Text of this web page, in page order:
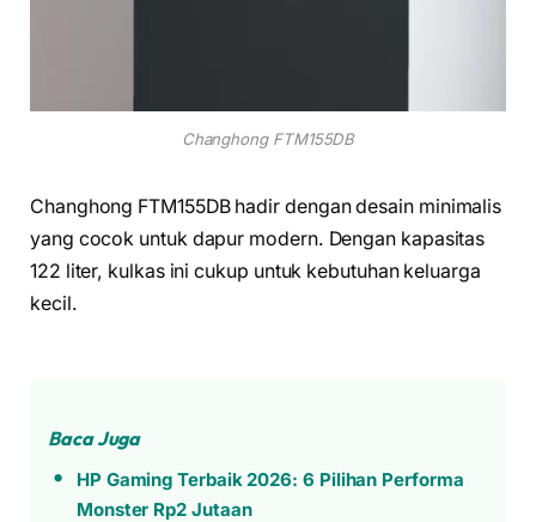
Changhong FTM155DB
Changhong FTM155DB hadir dengan desain minimalis
yang cocok untuk dapur modern. Dengan kapasitas
122 liter, kulkas ini cukup untuk kebutuhan keluarga
kecil.
Baca Juga
HP Gaming Terbaik 2026: 6 Pilihan Performa
Monster Rp2 Jutaan